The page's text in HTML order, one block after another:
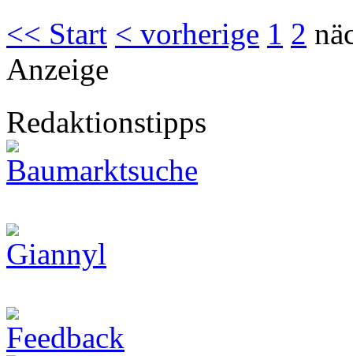
<< Start < vorherige 1 2
Anzeige
Redaktionstipps